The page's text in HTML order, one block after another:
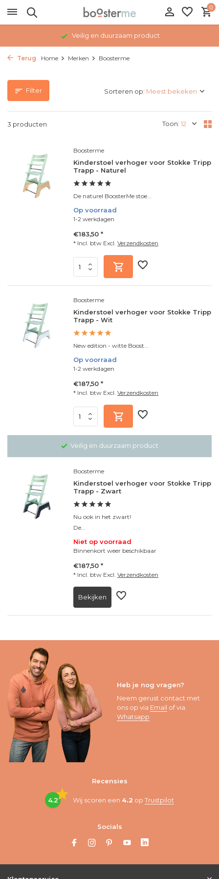
0
Veilig en duurzaam product
Terug Home Merken Boosterme
Filter
3 producten Toon:
Sorteren op:
Boosterme
Kinderstoel verhoger voor Stokke Tripp
Trapp - Naturel
De naturel BoosterMe stoe...
Op voorraad
1-2 werkdagen
€183,50 *
* Incl. btw Excl. Verzendkosten
Boosterme
Kinderstoel verhoger voor Stokke Tripp
Trapp - Wit
New edition - witte Boost...
Op voorraad
1-2 werkdagen
€187,50 *
* Incl. btw Excl. Verzendkosten
Veilig en duurzaam product
Boosterme
Kinderstoel verhoger voor Stokke Tripp
Trapp - Zwart
Nu ook in het zwart!
De...
Niet op voorraad
Binnenkort weer beschikbaar
€187,50 *
* Incl. btw Excl. Verzendkosten
Bekijken
Heb je nog vragen?
Neem gerust contact met
ons op via Email of via
Whatsapp
Recensies
4.2 Wij scoren een 4.2 op Trustpilot
Socials